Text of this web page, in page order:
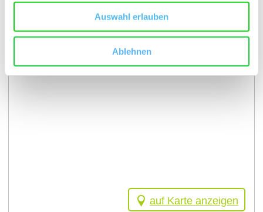
Auswahl erlauben
Ablehnen
auf Karte anzeigen